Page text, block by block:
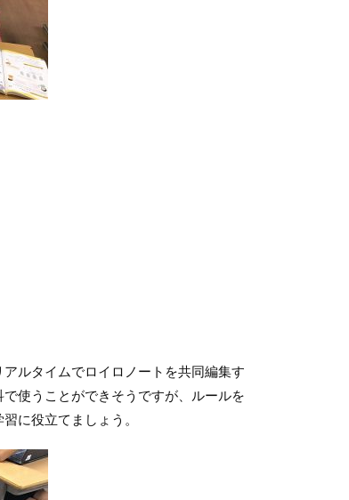
ルタイムでロイロノートを共同編集す
使うことができそうですが、ルールを
に役立てましょう。